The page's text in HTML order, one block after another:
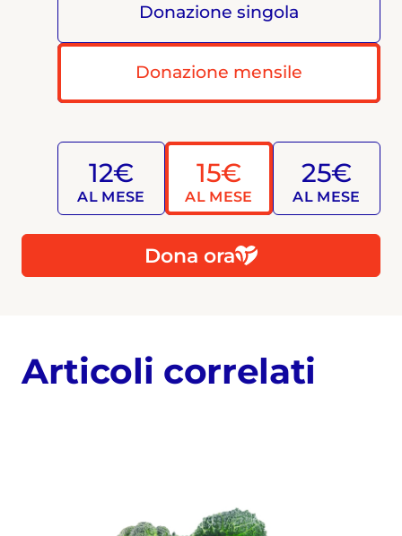
Donazione singola
Donazione mensile
12€
AL MESE
15€
AL MESE
25€
AL MESE
Dona ora
Articoli correlati